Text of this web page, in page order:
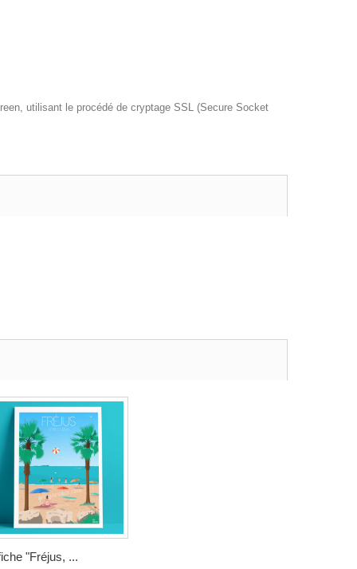
utilisant le procédé de cryptage SSL (Secure Socket
"Fréjus, ...